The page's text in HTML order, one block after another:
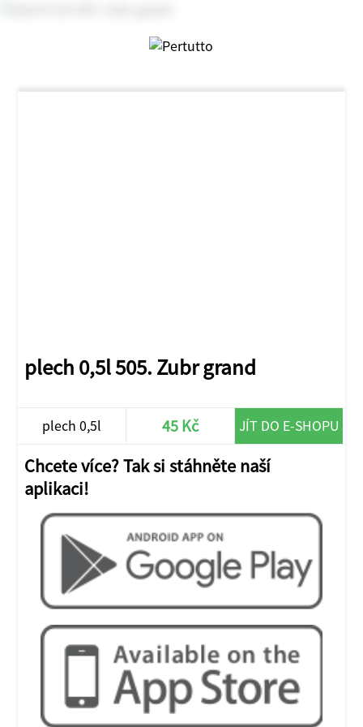
plech 0,5l 505. Zubr grand
plech 0,5l 45 Kč JÍT DO E-SHOPU
Chcete více? Tak si stáhněte naší
aplikaci!